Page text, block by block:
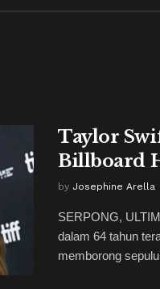
Taylor
Billboard
by Josephine Arella
SERPONG,
dalam 64 tahun
memborong